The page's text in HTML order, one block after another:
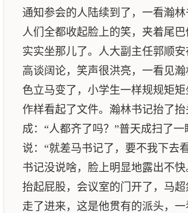
通知参会的人陆续到了，一看瀚林
人们全都收起脸上的笑，夹着尾
实实坐那儿了。人大副主任郭顺
高谈阔论，笑声很洪亮，一看见
色立马变了，小学生一样规规矩
作样看起了文件。瀚林书记抬了
成：“人都齐了吗？”普天成扫了一
说：“就差马书记了，要不我下去
书记没说啥，脸上明显地露出不快
抬起屁股，会议室的门开了，马超
走了进来，这是他贯有的派头，一